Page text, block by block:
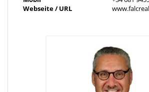
Parkmöglichkeiten direkt vor dem Anwesen
Webseite / URL